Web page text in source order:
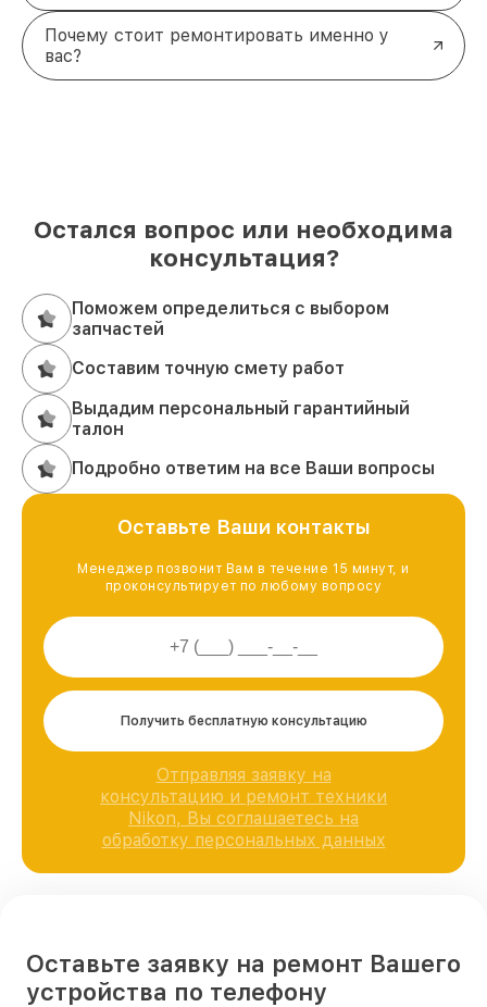
Почему стоит ремонтировать именно у
вас?
Остался вопрос или необходима
консультация?
Поможем определиться с выбором
запчастей
Составим точную смету работ
Выдадим персональный гарантийный
талон
Подробно ответим на все Ваши вопросы
Оставьте Ваши контакты
Менеджер позвонит Вам в течение 15 минут, и
проконсультирует по любому вопросу
Получить бесплатную консультацию
Отправляя заявку на
консультацию и ремонт техники
Nikon, Вы соглашаетесь на
обработку персональных данных
Оставьте заявку на ремонт Вашего
устройства по телефону